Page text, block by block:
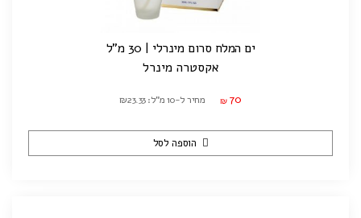
ים המלח סרום מינרלי | 30 מ"ל
אקסטרה מינרל
₪ 70 מחיר ל-10 מ"ל: ₪23.33
הוספה לסל